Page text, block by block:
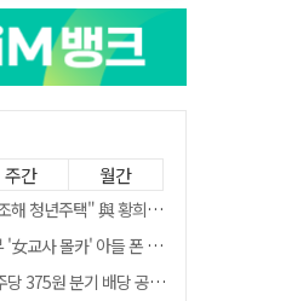
주간 월간
택" 與 황희…'딸 학비는 年 4200만원'
폰 부수고…"처벌 못하는 사안" 내부망에 글
배당 공시…"3분기 중 주주환원 방안 확정"